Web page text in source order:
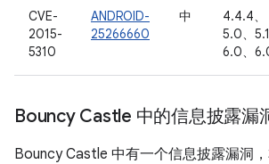
CVE-
2015-
5310
ANDROID-
25266660
中
4.4.4、
5.0、
6.0、
Bouncy Castle 中的信息披露漏
Bouncy Castle 中有一个信息披露漏洞